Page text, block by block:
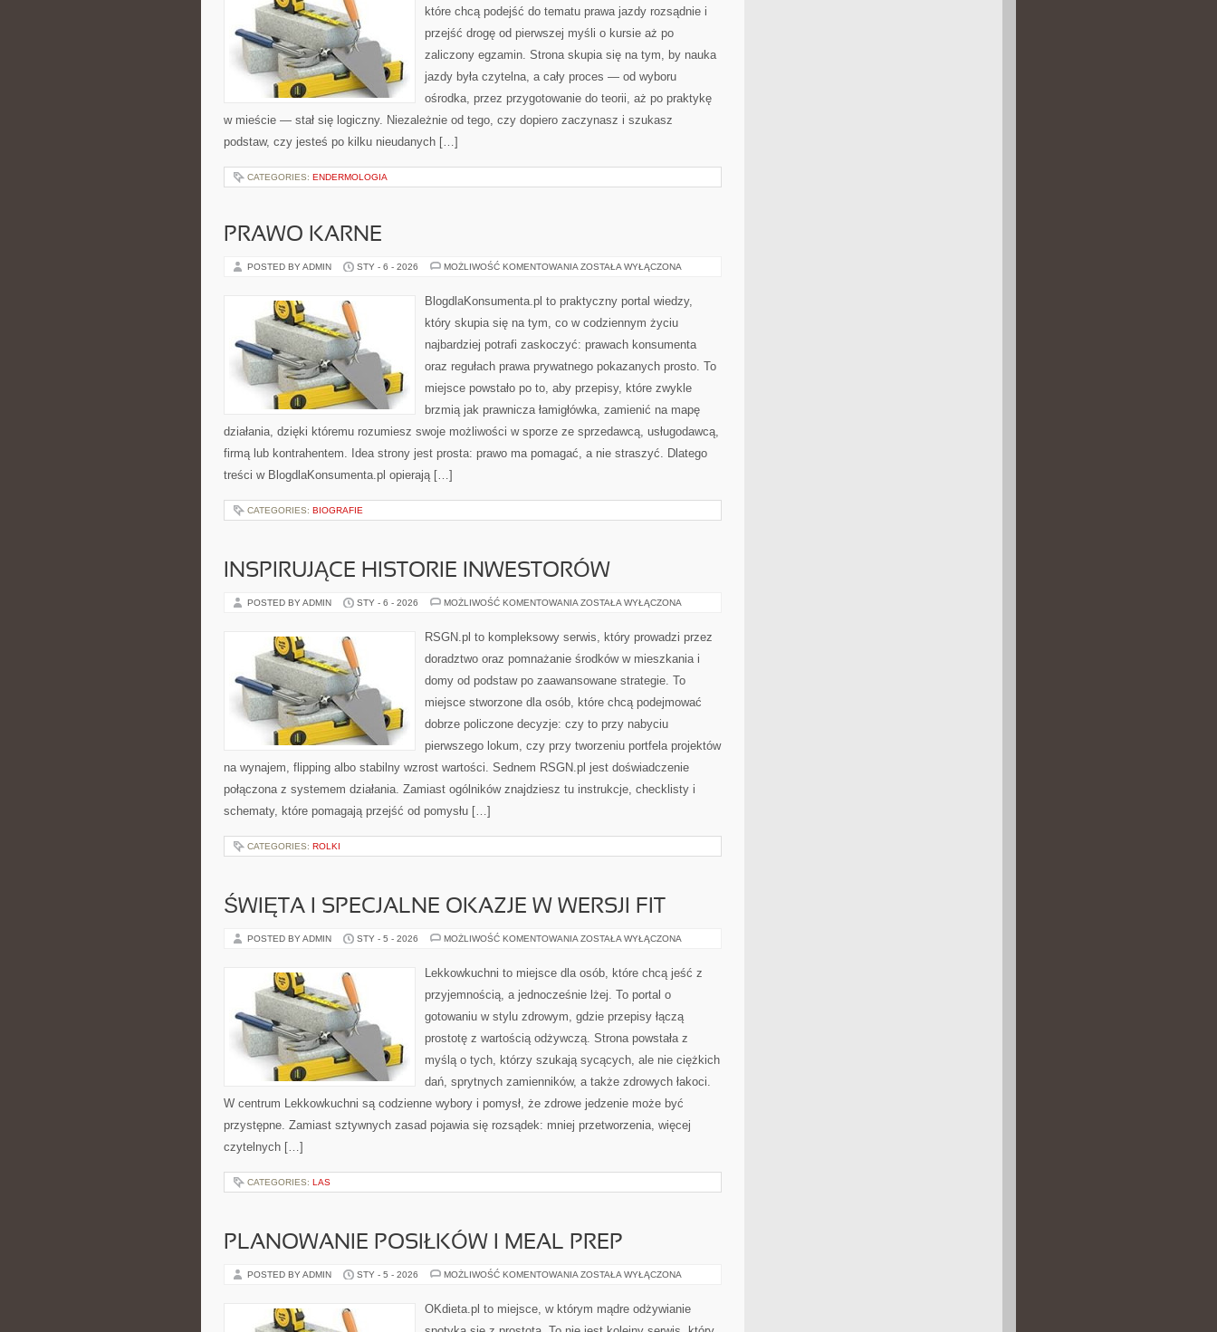
ŻYCIA)
które chcą podejść do tematu prawa jazdy rozsądnie i
przejść drogę od pierwszej myśli o kursie aż po
zaliczony egzamin. Strona skupia się na tym, by nauka
jazdy była czytelna, a cały proces — od wyboru
ośrodka, przez przygotowanie do teorii, aż po praktykę
w mieście — stał się logiczny. Niezależnie od tego, czy dopiero zaczynasz i szukasz
podstaw, czy jesteś po kilku nieudanych […]
CATEGORIES: ENDERMOLOGIA
PRAWO KARNE
POSTED BY ADMIN STY - 6 - 2026 MOŻLIWOŚĆ KOMENTOWANIA PRAWO
ZOSTAŁA WYŁĄCZONA
BlogdlaKonsumenta.pl to praktyczny portal wiedzy,
który skupia się na tym, co w codziennym życiu
najbardziej potrafi zaskoczyć: prawach konsumenta
oraz regułach prawa prywatnego pokazanych prosto. To
miejsce powstało po to, aby przepisy, które zwykle
brzmią jak prawnicza łamigłówka, zamienić na mapę
działania, dzięki któremu rozumiesz swoje możliwości w sporze ze sprzedawcą, usługodawcą,
firmą lub kontrahentem. Idea strony jest prosta: prawo ma pomagać, a nie straszyć. Dlatego
treści w BlogdlaKonsumenta.pl opierają […]
CATEGORIES: BIOGRAFIE
INSPIRUJĄCE HISTORIE INWESTORÓW
POSTED BY ADMIN STY - 6 - 2026 MOŻLIWOŚĆ KOMENTOWANIA INSPIRUJĄCE
ZOSTAŁA WYŁĄCZONA
RSGN.pl to kompleksowy serwis, który prowadzi przez
doradztwo oraz pomnażanie środków w mieszkania i
domy od podstaw po zaawansowane strategie. To
miejsce stworzone dla osób, które chcą podejmować
dobrze policzone decyzje: czy to przy nabyciu
pierwszego lokum, czy przy tworzeniu portfela projektów
na wynajem, flipping albo stabilny wzrost wartości. Sednem RSGN.pl jest doświadczenie
połączona z systemem działania. Zamiast ogólników znajdziesz tu instrukcje, checklisty i
schematy, które pomagają przejść od pomysłu […]
CATEGORIES: ROLKI
ŚWIĘTA I SPECJALNE OKAZJE W WERSJI FIT
POSTED BY ADMIN STY - 5 - 2026 MOŻLIWOŚĆ KOMENTOWANIA ŚWIĘTA
OKAZJE
W
FIT
ZOSTAŁA WYŁĄCZONA
Lekkowkuchni to miejsce dla osób, które chcą jeść z
przyjemnością, a jednocześnie lżej. To portal o
gotowaniu w stylu zdrowym, gdzie przepisy łączą
prostotę z wartością odżywczą. Strona powstała z
myślą o tych, którzy szukają sycących, ale nie ciężkich
dań, sprytnych zamienników, a także zdrowych łakoci.
W centrum Lekkowkuchni są codzienne wybory i pomysł, że zdrowe jedzenie może być
przystępne. Zamiast sztywnych zasad pojawia się rozsądek: mniej przetworzenia, więcej
czytelnych […]
CATEGORIES: LAS
PLANOWANIE POSIŁKÓW I MEAL PREP
POSTED BY ADMIN STY - 5 - 2026 MOŻLIWOŚĆ KOMENTOWANIA PLANOWANIE
PREP
ZOSTAŁA WYŁĄCZONA
OKdieta.pl to miejsce, w którym mądre odżywianie